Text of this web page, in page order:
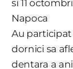
si 11
Napoca
Au
dornici sa
dentara a